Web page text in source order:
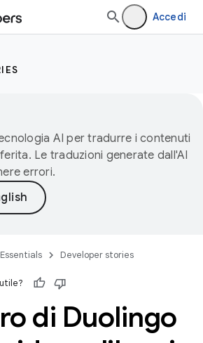
Accedi
AI per tradurre i contenuti
Le traduzioni generate dall'AI
errori.
Essentials Developer stories
di Duolingo